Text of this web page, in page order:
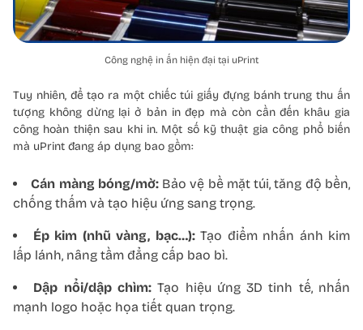
Công nghệ in ấn hiện đại tại uPrint
Tuy nhiên, để tạo ra một chiếc túi giấy đựng bánh trung thu ấn
tượng không dừng lại ở bản in đẹp mà còn cần đến khâu gia
công hoàn thiện sau khi in. Một số kỹ thuật gia công phổ biến
mà uPrint đang áp dụng bao gồm:
Cán màng bóng/mờ:Bảo vệ bề mặt túi, tăng độ bền,
chống thấm và tạo hiệu ứng sang trọng.
Ép kim (nhũ vàng, bạc…):Tạo điểm nhấn ánh kim
lấp lánh, nâng tầm đẳng cấp bao bì.
Dập nổi/dập chìm:Tạo hiệu ứng 3D tinh tế, nhấn
mạnh logo hoặc họa tiết quan trọng.